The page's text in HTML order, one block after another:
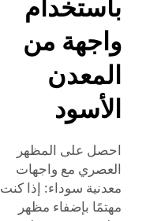
باستخدام
واجهة من
المعدن
الأسود
احصل على المظهر
العصري مع واجهات
معدنية سوداء: إذا كنت
مهتمًا بإضفاء مظهر